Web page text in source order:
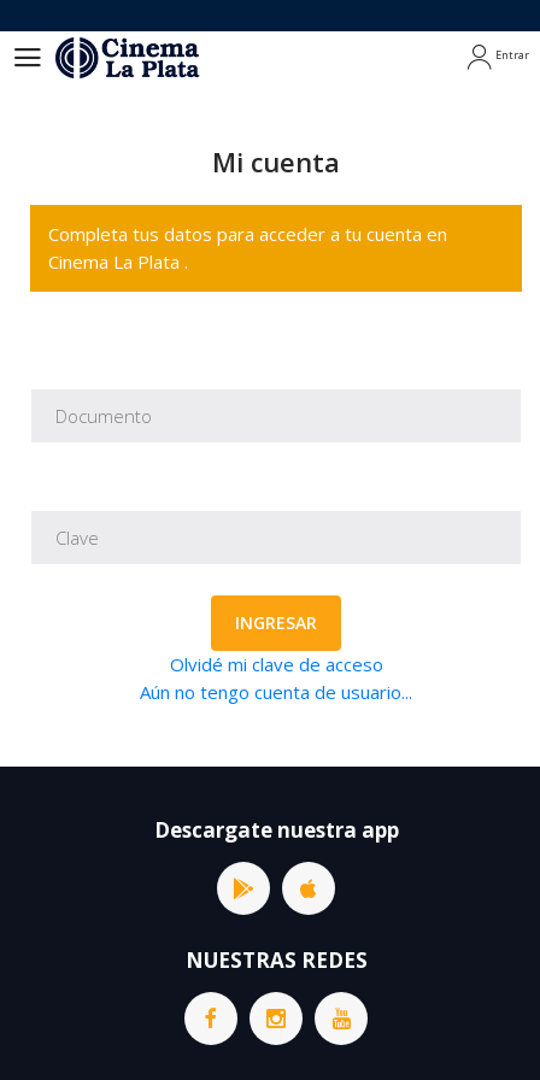
Entrar
Mi cuenta
Completa tus datos para acceder a tu cuenta en
Cinema La Plata .
INGRESAR
Olvidé mi clave de acceso
Aún no tengo cuenta de usuario...
Descargate nuestra app
NUESTRAS REDES